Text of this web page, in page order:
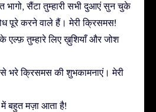
सैंटा तुम्हारी सभी दुआएं सुन चुके
पूरे करने वाले हैं। मेरी क्रिसमस!
एल्फ़ तुम्हारे लिए ख़ुशियाँ और जोश
भरे क्रिसमस की शुभकामनाएं। मेरी
बहुत मज़ा आता है!